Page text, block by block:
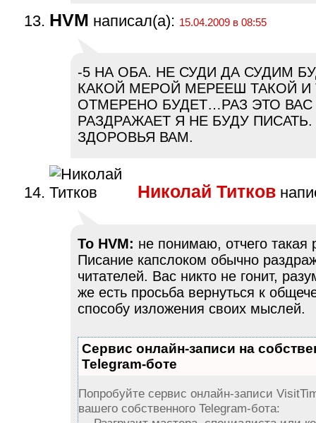
HVM написал(а): 15.04.2009 в 08:55
-5 НА ОБА. НЕ СУДИ ДА СУДИМ
КАКОЙ МЕРОЙ МЕРЕЕШ ТАКОЙ И
ОТМЕРЕНО БУДЕТ…РАЗ ЭТО ВАС
РАЗДРАЖАЕТ Я НЕ БУДУ ПИСАТЬ.
ЗДОРОВЬЯ ВАМ.
Николай Титков
To HVM: не понимаю, отчего такая
Писание капслоком обычно
читателей. Вас никто не гонит,
же есть просьба вернуться к
способу изложения своих мыслей.
Сервис онлайн-записи на
Telegram-боте
Попробуйте сервис онлайн-записи
вашего собственного Telegram-бота: